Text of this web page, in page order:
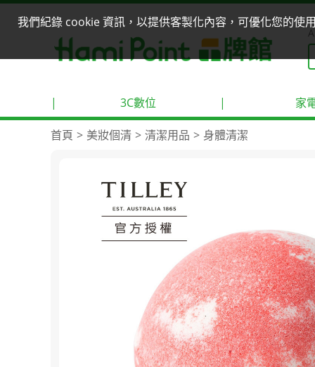
我們紀錄 cookie 資訊，以提供客製化內容，可優化您的使
| 3C數位 | 家
首頁 美妝個清 清潔用品 身體清潔